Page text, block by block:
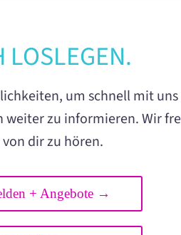
LOSLEGEN.
um schnell mit
zu informieren. Wir
dir zu hören.
+ Angebote →